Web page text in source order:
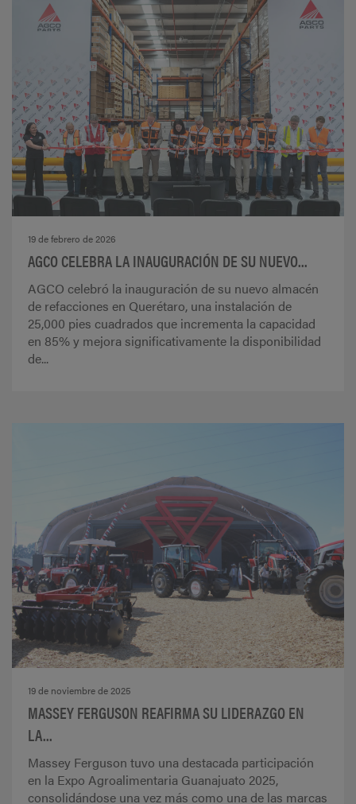
19 de febrero de 2026
AGCO CELEBRA LA INAUGURACIÓN DE SU NUEVO...
AGCO celebró la inauguración de su nuevo almacén
de refacciones en Querétaro, una instalación de
25,000 pies cuadrados que incrementa la capacidad
en 85% y mejora significativamente la disponibilidad
de...
19 de noviembre de 2025
MASSEY FERGUSON REAFIRMA SU LIDERAZGO EN
LA...
Massey Ferguson tuvo una destacada participación
en la Expo Agroalimentaria Guanajuato 2025,
consolidándose una vez más como una de las marcas